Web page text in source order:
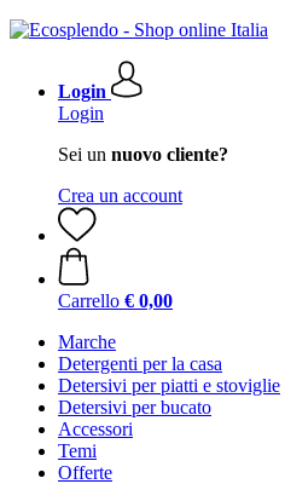
Login
Login
Sei un nuovo cliente?
Crea un account
Carrello € 0,00
Marche
Detergenti per la casa
Detersivi per piatti e stoviglie
Detersivi per bucato
Accessori
Temi
Offerte